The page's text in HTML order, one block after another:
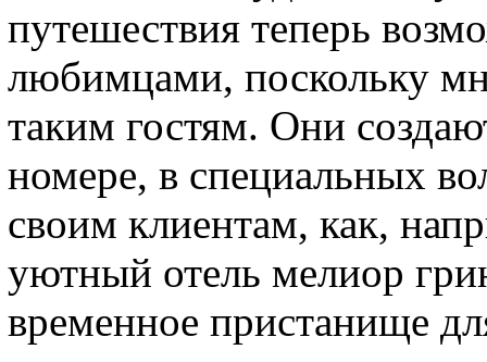
путешествия теперь
любимцами, поскольку
таким гостям. Они
номере, в специальных
своим клиентам, как,
уютный отель мелиор
временное пристанище